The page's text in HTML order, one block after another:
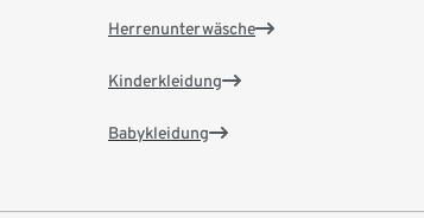
Herrenunterwäsche
Kinderkleidung
Babykleidung